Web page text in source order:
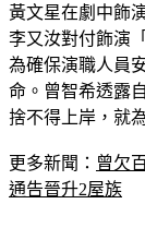
黃文星在劇中飾
李又汝對付飾演
為確保演職人員
命。曾智希透露
捨不得上岸，就
更多新聞： 曾欠
通告晉升2屋族